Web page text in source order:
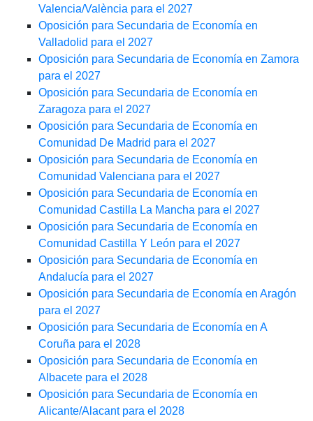
Valencia/València para el 2027
Oposición para Secundaria de Economía en
Valladolid para el 2027
Oposición para Secundaria de Economía en Zamora
para el 2027
Oposición para Secundaria de Economía en
Zaragoza para el 2027
Oposición para Secundaria de Economía en
Comunidad De Madrid para el 2027
Oposición para Secundaria de Economía en
Comunidad Valenciana para el 2027
Oposición para Secundaria de Economía en
Comunidad Castilla La Mancha para el 2027
Oposición para Secundaria de Economía en
Comunidad Castilla Y León para el 2027
Oposición para Secundaria de Economía en
Andalucía para el 2027
Oposición para Secundaria de Economía en Aragón
para el 2027
Oposición para Secundaria de Economía en A
Coruña para el 2028
Oposición para Secundaria de Economía en
Albacete para el 2028
Oposición para Secundaria de Economía en
Alicante/Alacant para el 2028